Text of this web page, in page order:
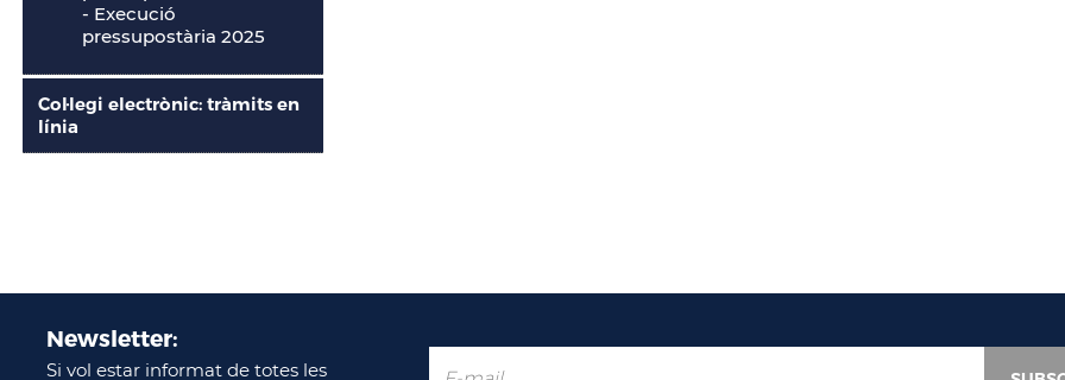
- Execució
pressupostària 2025
Col·legi electrònic: tràmits en
línia
Newsletter:
Si vol estar informat de totes les